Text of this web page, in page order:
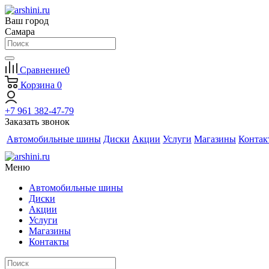
Ваш город
Самара
Сравнение0
Корзина 0
+7 961 382-47-79
Заказать звонок
Автомобильные шины Диски Акции Услуги Магазины
Меню
Автомобильные шины
Диски
Акции
Услуги
Магазины
Контакты